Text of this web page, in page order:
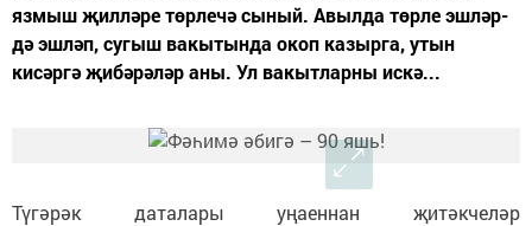
язмыш җилләре төрлечә сыный. Авылда төрле эшләр-
дә эшләп, сугыш вакытында окоп казырга, утын
кисәргә җибәрәләр аны. Ул вакытларны искә...
Түгәрәк даталары уңаеннан җитәкчеләр